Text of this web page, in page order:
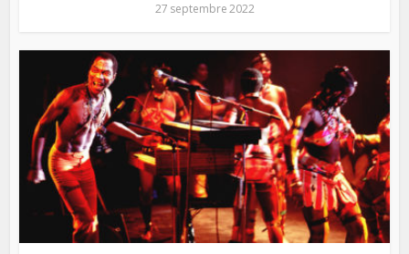
27 septembre 2022